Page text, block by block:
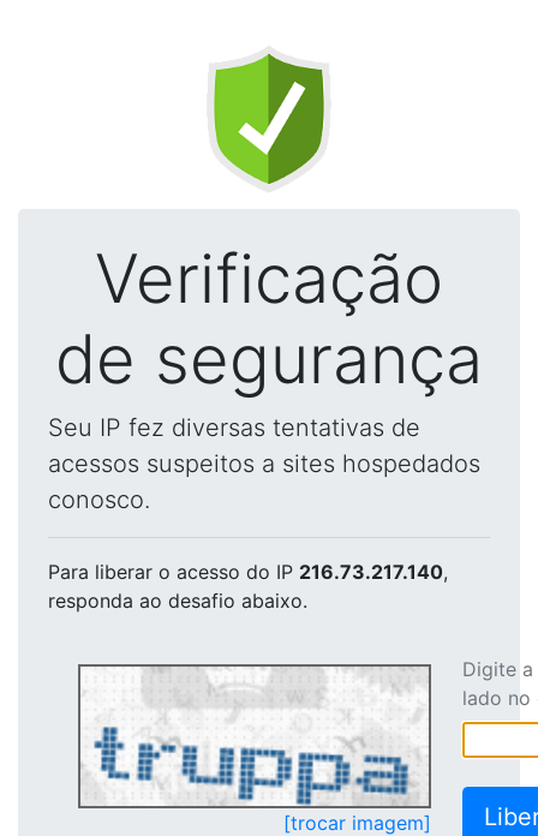
Verificação
de segurança
Seu IP fez diversas tentativas de
acessos suspeitos a sites hospedados
conosco.
Para liberar o acesso do IP 216.73.217.140,
responda ao desafio abaixo.
[trocar imagem]
Digite
lado no